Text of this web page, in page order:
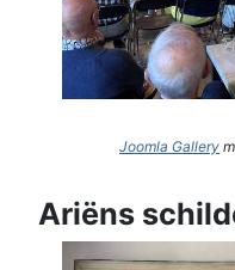
Joomla Gallery
Ariëns